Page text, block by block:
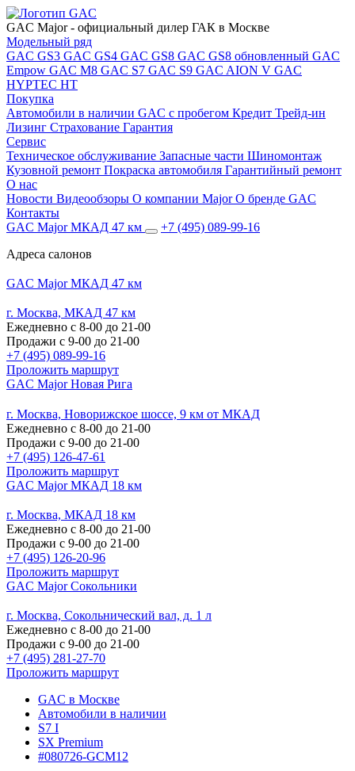
GAC Major- официальный дилер ГАК в Москве
Модельный ряд
GAC GS3 GAC GS4 GAC GS8 GAC GS8 обновленный GAC
Empow GAC M8 GAC S7 GAC S9 GAC AION V GAC
HYPTEC HT
Покупка
Автомобили в наличии GAC с пробегом Кредит Трейд-ин
Лизинг Страхование Гарантия
Сервис
Техническое обслуживание Запасные части Шиномонтаж
Кузовной ремонт Покраска автомобиля Гарантийный ремонт
О нас
Новости Видеообзоры О компании MajorО бренде GAC
Контакты
GAC Major МКАД 47 км
+7 (495) 089-99-16
Адреса салонов
GAC Major МКАД 47 км
г. Москва, МКАД 47 км
Ежедневно с 8-00 до 21-00
Продажи с 9-00 до 21-00
+7 (495) 089-99-16
Проложить маршрут
GAC Major Новая Рига
г. Москва, Новорижское шоссе, 9 км от МКАД
Ежедневно с 8-00 до 21-00
Продажи с 9-00 до 21-00
+7 (495) 126-47-61
Проложить маршрут
GAC Major МКАД 18 км
г. Москва, МКАД 18 км
Ежедневно с 8-00 до 21-00
Продажи с 9-00 до 21-00
+7 (495) 126-20-96
Проложить маршрут
GAC Major Сокольники
г. Москва, Сокольнический вал, д. 1 л
Ежедневно с 8-00 до 21-00
Продажи с 9-00 до 21-00
+7 (495) 281-27-70
Проложить маршрут
GAC в Москве
Автомобили в наличии
S7 I
SX Premium
#080726-GCM12